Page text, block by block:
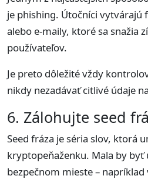
je phishing. Útočníci vytvárajú
alebo e-maily, ktoré sa snažia
používateľov.
Je preto dôležité vždy
nikdy nezadávať citlivé údaje
6. Zálohujte seed
Seed fráza je séria slov, ktorá
kryptopeňaženku. Mala by byť
bezpečnom mieste – napríklad